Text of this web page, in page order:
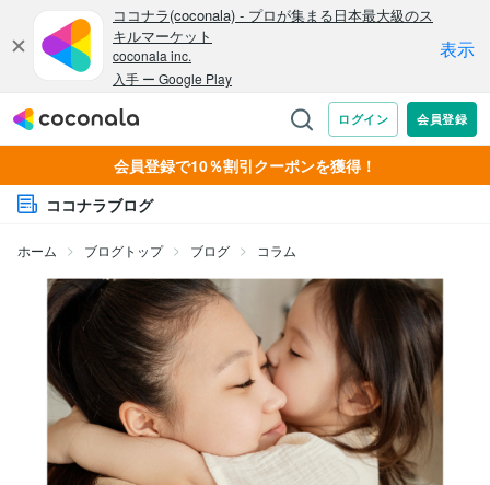
会員登録で10％割引クーポンを獲得！
ココナラブログ
ホーム ブログトップ ブログ コラム